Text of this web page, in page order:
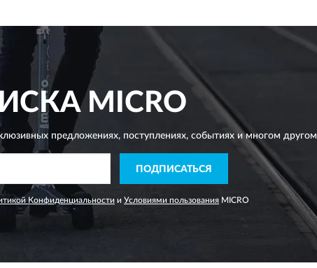
MICRO
предложениях,поступлениях, событиях и многом другом
ПОДПИСАТЬСЯ
Конфиденциальности и Условиями пользования MICRO